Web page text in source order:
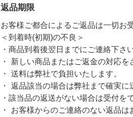
返品期限
お客様ご都合によるご返品は一切お
＜到着時(初期)の不良＞
・商品到着後翌日までにご連絡下さい
・ 新しい商品またはご返金の対応を
・ 送料は弊社で負担いたします。
・ 返品該当の場合は弊社まで確実に
・該当品の返送がない場合は受付を
・ お客様からのご連絡のない返品